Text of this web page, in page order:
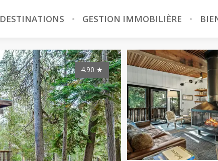
DESTINATIONS GESTION IMMOBILIÈRE
4.90 ★